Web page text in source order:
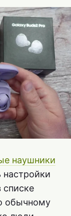
наушники
настройки
списке
обычному